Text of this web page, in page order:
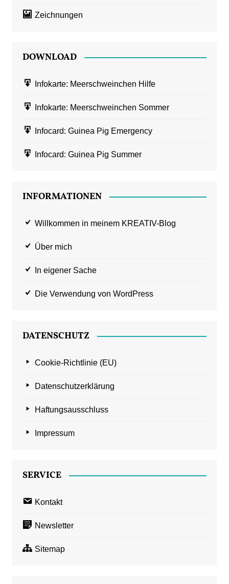
Zeichnungen
DOWNLOAD
Infokarte: Meerschweinchen Hilfe
Infokarte: Meerschweinchen Sommer
Infocard: Guinea Pig Emergency
Infocard: Guinea Pig Summer
INFORMATIONEN
Willkommen in meinem KREATIV-Blog
Über mich
In eigener Sache
Die Verwendung von WordPress
DATENSCHUTZ
Cookie-Richtlinie (EU)
Datenschutzerklärung
Haftungsausschluss
Impressum
SERVICE
Kontakt
Newsletter
Sitemap